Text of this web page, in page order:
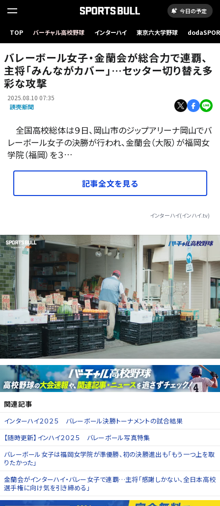
今日の予定
TOP バーチャル高校野球 インターハイ 東京六大学野球
バレーボール女子決勝で連覇を決めて喜ぶ金蘭会の選手ら（９日、岡山市で）
バレーボール女子・金蘭会が総合力で連覇、
主将「みんながカバー」…セッター切り替え多
彩な攻撃
2025.08.10 07:35
全国高校総体は９日、岡山市のジップアリーナ岡山でバ
レーボール女子の決勝が行われ、金蘭会（大阪）が福岡女
学院（福岡）を３…
記事全文を見る
インターハイ(インハイ.tv)
関連記事
インターハイ２０２５ バレーボール決勝トーナメントの試合結果
【随時更新】インハイ２０２５ バレーボール写真特集
バレーボール女子は福岡女学院が準優勝、初の決勝進出も「もう一つ上を取
りたかった」
金蘭会がインターハイ・バレー女子で連覇…主将「感謝しかない、全日本高校
選手権に向け気を引き締める」